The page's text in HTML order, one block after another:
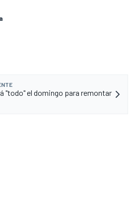
"todo" el domingo para remontar